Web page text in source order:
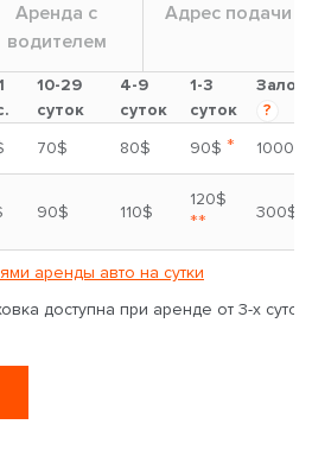
Аренда с
водителем
Адрес подачи
10-29
суток
4-9
суток
1-3
суток
Залог
?
70$ 80$ 90$ *
1000$
90$ 110$
120$
** 300$
аренды авто на сутки
доступна при аренде от 3-х суток